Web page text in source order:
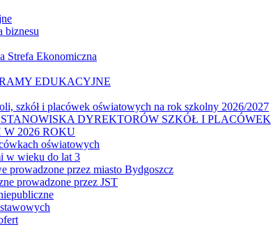
biznesu
Strefa Ekonomiczna
EDUKACYJNE
szkół i placówek oświatowych na rok szkolny 2026/2027
DYREKTORÓW SZKÓŁ I PLACÓWEK
2026 ROKU
oświatowych
w wieku do lat 3
prowadzone przez miasto Bydgoszcz
prowadzone przez JST